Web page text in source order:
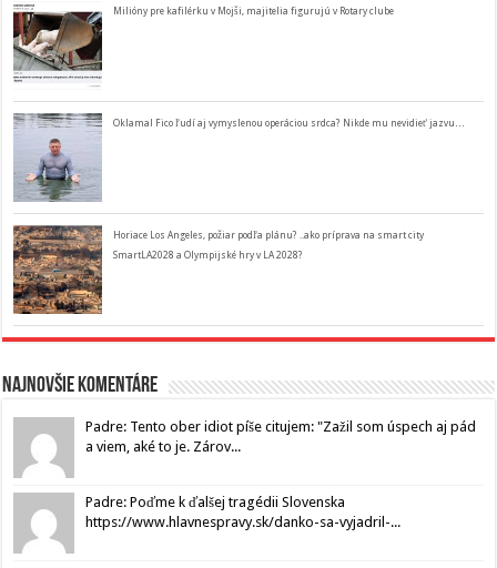
Milióny pre kafilérku v Mojši, majitelia figurujú v Rotary clube
Oklamal Fico ľudí aj vymyslenou operáciou srdca? Nikde mu nevidieť jazvu…
Horiace Los Angeles, požiar podľa plánu? ..ako príprava na smart city
SmartLA2028 a Olympijské hry v LA 2028?
Najnovšie komentáre
Padre: Tento ober idiot píše citujem: "Zažil som úspech aj pád
a viem, aké to je. Zárov...
Padre: Poďme k ďalšej tragédii Slovenska
https://www.hlavnespravy.sk/danko-sa-vyjadril-...